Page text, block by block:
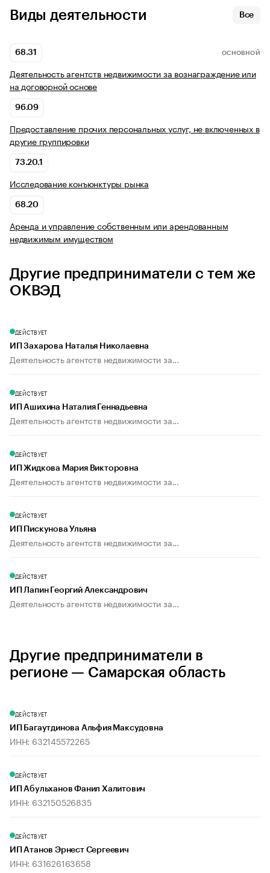
Виды деятельности Все
68.31 ОСНОВНОЙ
Деятельность агентств недвижимости за вознаграждение или
на договорной основе
96.09
Предоставление прочих персональных услуг, не включенных в
другие группировки
73.20.1
Исследование конъюнктуры рынка
68.20
Аренда и управление собственным или арендованным
недвижимым имуществом
Другие предприниматели с тем же
ОКВЭД
ДЕЙСТВУЕТ
ИП Захарова Наталья Николаевна
Деятельность агентств недвижимости за...
ДЕЙСТВУЕТ
ИП Ашихина Наталия Геннадьевна
Деятельность агентств недвижимости за...
ДЕЙСТВУЕТ
ИП Жидкова Мария Викторовна
Деятельность агентств недвижимости за...
ДЕЙСТВУЕТ
ИП Пискунова Ульяна
Деятельность агентств недвижимости за...
ДЕЙСТВУЕТ
ИП Лапин Георгий Александрович
Деятельность агентств недвижимости за...
Другие предприниматели в
регионе — Самарская область
ДЕЙСТВУЕТ
ИП Багаутдинова Альфия Максудовна
ИНН: 632145572265
ДЕЙСТВУЕТ
ИП Абульханов Фанил Халитович
ИНН: 632150526835
ДЕЙСТВУЕТ
ИП Атанов Эрнест Сергеевич
ИНН: 631626163658